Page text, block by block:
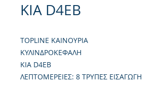
KIA D4EB
TOPLINE ΚΑΙΝΟΥΡΙΑ
ΚΥΛΙΝΔΡΟΚΕΦΑΛΗ
KIA D4EB
ΛΕΠΤΟΜΕΡΕΙΕΣ: 8 ΤΡΥΠΕΣ ΕΙΣΑΓΩΓΗ